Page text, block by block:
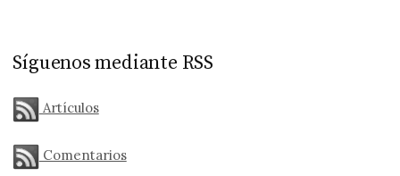
Síguenos mediante RSS
Artículos
Comentarios